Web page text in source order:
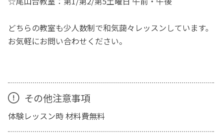
どちらの教室も少人数制で和気藹々レッスンしています。
お気軽にお問い合わせください。
その他注意事項
体験レッスン時 材料費無料